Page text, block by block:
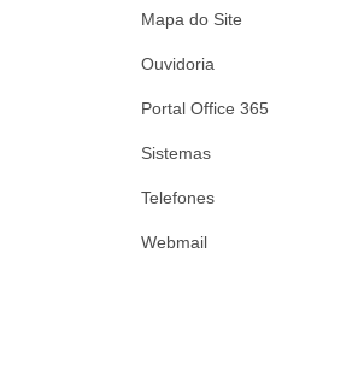
Mapa do Site
Ouvidoria
Portal Office 365
Sistemas
Telefones
Webmail